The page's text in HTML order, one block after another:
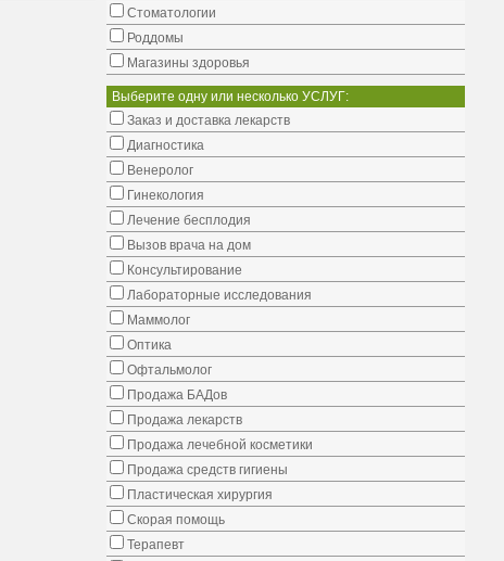
Стоматологии
Роддомы
Магазины здоровья
Выберите одну или несколько УСЛУГ:
Заказ и доставка лекарств
Диагностика
Венеролог
Гинекология
Лечение бесплодия
Вызов врача на дом
Консультирование
Лабораторные исследования
Маммолог
Оптика
Офтальмолог
Продажа БАДов
Продажа лекарств
Продажа лечебной косметики
Продажа средств гигиены
Пластическая хирургия
Скорая помощь
Терапевт